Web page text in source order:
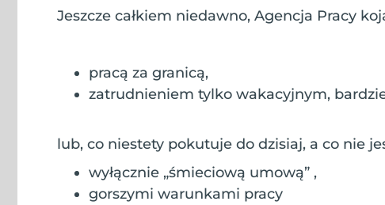
Jeszcze całkiem niedawno, Agencja Pracy
pracą za granicą,
zatrudnieniem tylko wakacyjnym,
lub, co niestety pokutuje do dzisiaj, a co nie
wyłącznie „śmieciową umową” ,
gorszymi warunkami pracy